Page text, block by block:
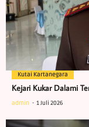
Kutai Kartanegara
Kejari Kukar Dalami
admin 1 Juli 2026